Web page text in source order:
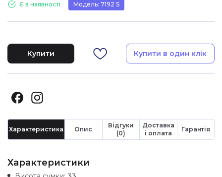
Є в наявності Модель: 7192 S
Купити Купити в один клік
Характеристика Опис
Відгуки
(0)
Доставка
і оплата
Гарантія
Характеристики